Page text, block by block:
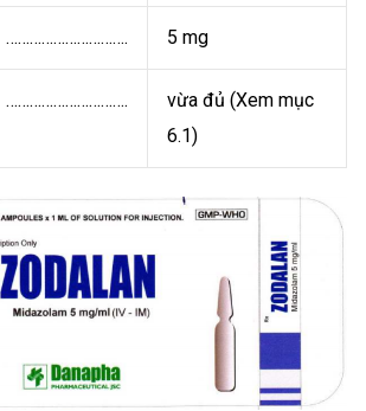
…………………………. 5 mg
………………………….
vừa đủ (Xem mục
6.1)